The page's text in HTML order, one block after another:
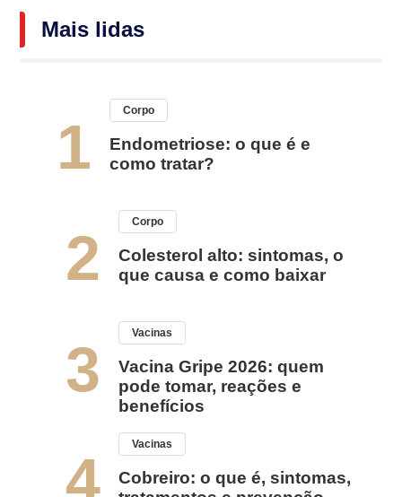
Mais lidas
1
Corpo
Endometriose: o que é e
como tratar?
2
Corpo
Colesterol alto: sintomas, o
que causa e como baixar
3
Vacinas
Vacina Gripe 2026: quem
pode tomar, reações e
benefícios
4
Vacinas
Cobreiro: o que é, sintomas,